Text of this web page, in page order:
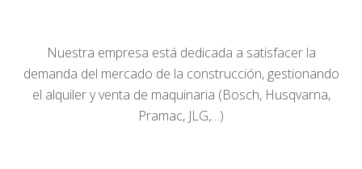
Nuestra empresa está dedicada a satisfacer la
demanda del mercado de la construcción, gestionando
el alquiler y venta de maquinaria (Bosch, Husqvarna,
Pramac, JLG,…)